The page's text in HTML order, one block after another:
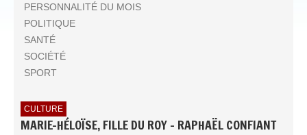
PERSONNALITÉ DU MOIS
POLITIQUE
SANTÉ
SOCIÉTÉ
SPORT
CULTURE
MARIE-HÉLOÏSE, FILLE DU ROY - RAPHAËL CONFIANT